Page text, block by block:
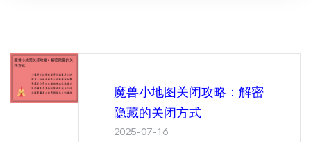
魔兽小地图关闭攻略：解密
隐藏的关闭方式
2025-07-16